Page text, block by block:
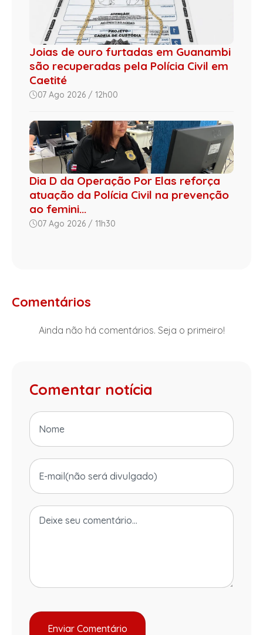
Joias de ouro furtadas em Guanambi
são recuperadas pela Polícia Civil em
Caetité
07 Ago 2026 / 12h00
Dia D da Operação Por Elas reforça
atuação da Polícia Civil na prevenção
ao femini...
07 Ago 2026 / 11h30
Comentários
Ainda não há comentários. Seja o primeiro!
Comentar notícia